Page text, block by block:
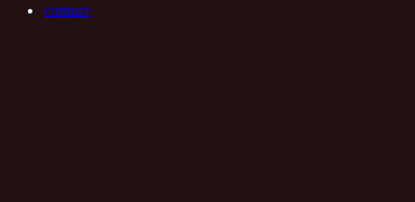
contact